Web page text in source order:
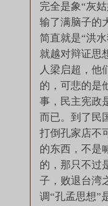
完全是象“灰
输了满脑子的
简直就是“洪
就越对辩证思
人梁启超，他
的，可悲的是
事，民主宪政
而已。到了民
打倒孔家店不
的东西，不是
的，那只不过
子，败退台湾
调“孔孟思想”